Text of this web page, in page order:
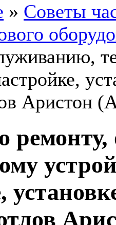
» Советы
Аристон